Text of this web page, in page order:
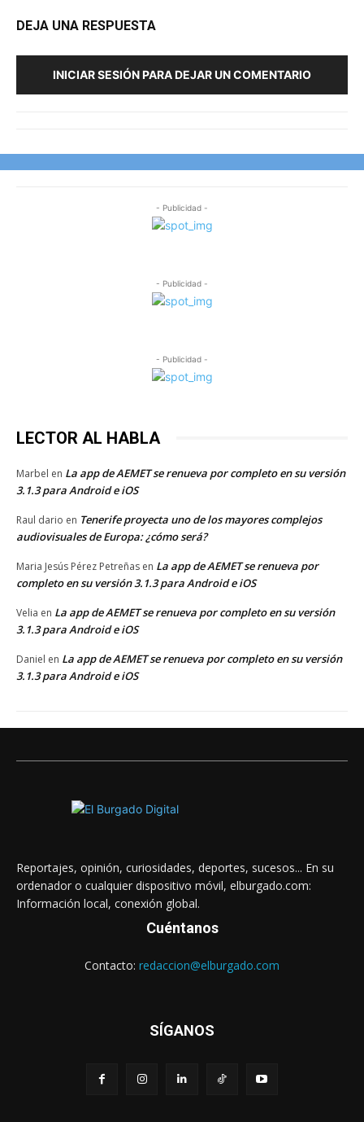
DEJA UNA RESPUESTA
INICIAR SESIÓN PARA DEJAR UN COMENTARIO
- Publicidad -
- Publicidad -
- Publicidad -
LECTOR AL HABLA
Marbel en La app de AEMET se renueva por completo en su versión
3.1.3 para Android e iOS
Raul dario en Tenerife proyecta uno de los mayores complejos
audiovisuales de Europa: ¿cómo será?
Maria Jesús Pérez Petreñas en La app de AEMET se renueva por
completo en su versión 3.1.3 para Android e iOS
Velia en La app de AEMET se renueva por completo en su versión
3.1.3 para Android e iOS
Daniel en La app de AEMET se renueva por completo en su versión
3.1.3 para Android e iOS
Reportajes, opinión, curiosidades, deportes, sucesos... En su
ordenador o cualquier dispositivo móvil, elburgado.com:
Información local, conexión global.
Cuéntanos
Contacto: redaccion@elburgado.com
SÍGANOS